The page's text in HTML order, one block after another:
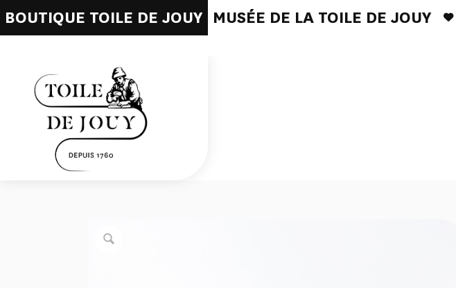
BOUTIQUE TOILE DE JOUY MUSÉE DE LA TOILE DE JOUY